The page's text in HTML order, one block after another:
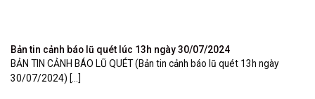
Bản tin cảnh báo lũ quét lúc 13h ngày 30/07/2024
BẢN TIN CẢNH BÁO LŨ QUÉT (Bản tin cảnh báo lũ quét 13h ngày
30/07/2024) [...]